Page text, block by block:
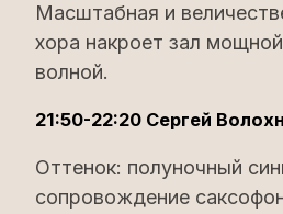
Масштабная и
хора накроет зал
волной.
21:50-22:20 Сергей
Оттенок: полуночный
сопровождение